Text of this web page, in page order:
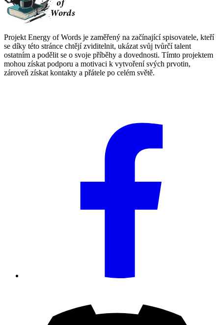
Projekt Energy of Words je zaměřený na začínající spisovatele, kteří
se díky této stránce chtějí zviditelnit, ukázat svůj tvůrčí talent
ostatním a podělit se o svoje příběhy a dovednosti. Tímto projektem
mohou získat podporu a motivaci k vytvoření svých prvotin,
zároveň získat kontakty a přátele po celém světě.